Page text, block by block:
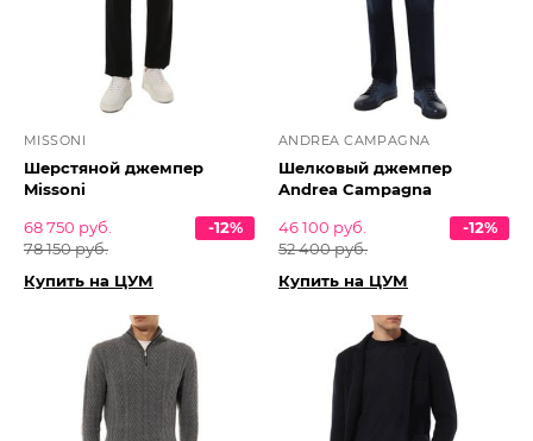
MISSONI
Шерстяной джемпер
Missoni
68 750 руб.
78 150 руб.
-12%
Купить на ЦУМ
ANDREA CAMPAGNA
Шелковый джемпер
Andrea Campagna
46 100 руб.
52 400 руб.
-12%
Купить на ЦУМ